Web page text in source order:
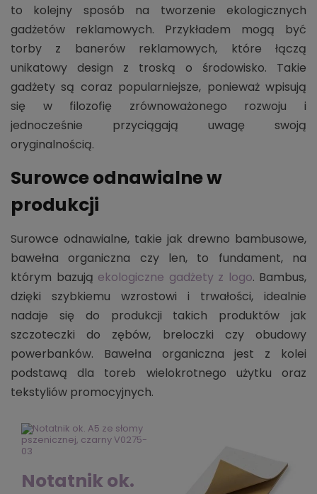
to kolejny sposób na tworzenie ekologicznych
gadżetów reklamowych. Przykładem mogą być
torby z banerów reklamowych, które łączą
unikatowy design z troską o środowisko. Takie
gadżety są coraz popularniejsze, ponieważ wpisują
się w filozofię zrównoważonego rozwoju i
jednocześnie przyciągają uwagę swoją
oryginalnością.
Surowce odnawialne w
produkcji
Surowce odnawialne, takie jak drewno bambusowe,
bawełna organiczna czy len, to fundament, na
którym bazują ekologiczne gadżety z logo. Bambus,
dzięki szybkiemu wzrostowi i trwałości, idealnie
nadaje się do produkcji takich produktów jak
szczoteczki do zębów, breloczki czy obudowy
powerbanków. Bawełna organiczna jest z kolei
podstawą dla toreb wielokrotnego użytku oraz
tekstyliów promocyjnych.
Notatnik ok.